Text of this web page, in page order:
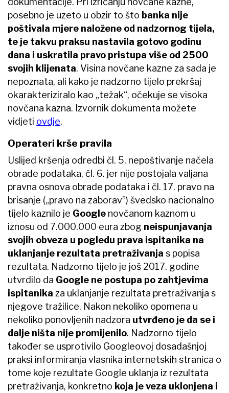
posebno je uzeto u obzir to što banka nije
poštivala mjere naložene od nadzornog tijela,
te je takvu praksu nastavila gotovo godinu
dana i uskratila pravo pristupa više od 2500
svojih klijenata. Visina novčane kazne za sada je
nepoznata, ali kako je nadzorno tijelo prekršaj
okarakteriziralo kao „težak“, očekuje se visoka
novčana kazna. Izvornik dokumenta možete
vidjeti ovdje.
Operateri krše pravila
Uslijed kršenja odredbi čl. 5. nepoštivanje načela
obrade podataka, čl. 6. jer nije postojala valjana
pravna osnova obrade podataka i čl. 17. pravo na
brisanje („pravo na zaborav”) švedsko nacionalno
tijelo kaznilo je Google novčanom kaznom u
iznosu od 7.000.000 eura zbog neispunjavanja
svojih obveza u pogledu prava ispitanika na
uklanjanje rezultata pretraživanja s popisa
rezultata. Nadzorno tijelo je još 2017. godine
utvrdilo da Google ne postupa po zahtjevima
ispitanika za uklanjanje rezultata pretraživanja s
njegove tražilice. Nakon nekoliko opomena u
nekoliko ponovljenih nadzora utvrđeno je da se i
dalje ništa nije promijenilo. Nadzorno tijelo
također se usprotivilo Googleovoj dosadašnjoj
praksi informiranja vlasnika internetskih stranica o
tome koje rezultate Google uklanja iz rezultata
pretraživanja, konkretno koja je veza uklonjena i